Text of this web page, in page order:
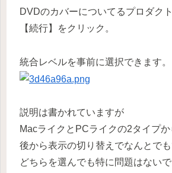
DVDのカバーについてるプロダク
【続行】をクリック。
統合レベルを事前に選択できます。
説明は書かれていますが
MacライクとPCライクの2タイプか
後から表示の切り替えでなんとで
どちらを選んでも特に問題はないで